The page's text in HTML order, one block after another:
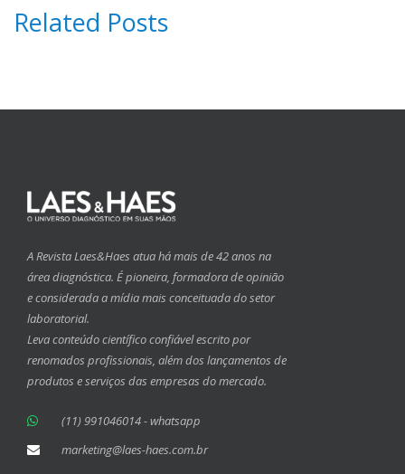
Related Posts
A Revista Laes&Haes atua há mais de 42 anos na
área diagnóstica. É pioneira, formadora de opinião
e considerada a mídia mais conceituada do setor
laboratorial.
Leva conteúdo científico confiável escrito por
renomados profissionais, além dos lançamentos de
produtos e serviços das empresas do mercado.
(11) 991046014 - whatsapp
marketing@laes-haes.com.br